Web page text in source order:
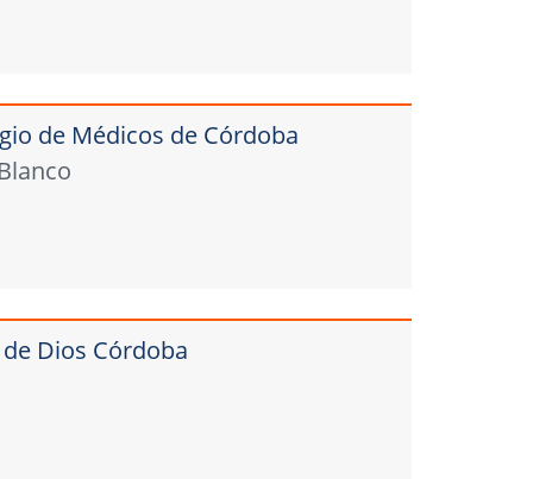
de Médicos de Córdoba
Dios Córdoba